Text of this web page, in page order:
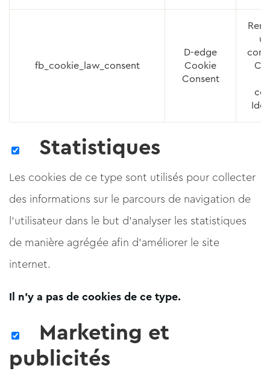
fb_cookie_law_consent
D-edge
Cookie
Consent
Statistiques
Les cookies de ce type sont utilisés pour collecter
des informations sur le parcours de navigation de
l'utilisateur dans le but d'analyser les statistiques
de manière agrégée afin d'améliorer le site
internet.
Il n'y a pas de cookies de ce type.
Marketing et
publicités